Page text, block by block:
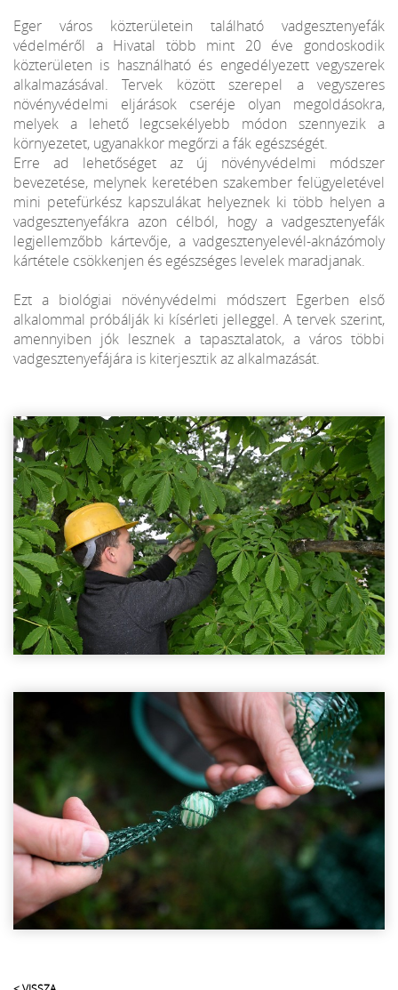
Eger város közterületein található vadgesztenyefák
védelméről a Hivatal több mint 20 éve gondoskodik
közterületen is használható és engedélyezett vegyszerek
alkalmazásával. Tervek között szerepel a vegyszeres
növényvédelmi eljárások cseréje olyan megoldásokra,
melyek a lehető legcsekélyebb módon szennyezik a
környezetet, ugyanakkor megőrzi a fák egészségét.
Erre ad lehetőséget az új növényvédelmi módszer
bevezetése, melynek keretében szakember felügyeletével
mini petefürkész kapszulákat helyeznek ki több helyen a
vadgesztenyefákra azon célból, hogy a vadgesztenyefák
legjellemzőbb kártevője, a vadgesztenyelevél-aknázómoly
kártétele csökkenjen és egészséges levelek maradjanak.
Ezt a biológiai növényvédelmi módszert Egerben első
alkalommal próbálják ki kísérleti jelleggel. A tervek szerint,
amennyiben jók lesznek a tapasztalatok, a város többi
vadgesztenyefájára is kiterjesztik az alkalmazását.